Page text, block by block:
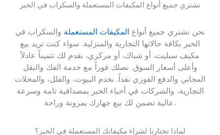
نشتري جميع أنواع المكيفات المستعملة والسكراب في الخبر
نحن نشتري جميع أنواع المكيفات المستعملة والسكراب في
الخبر بكافة حالاتها التجارية والمنزلية. سواء كنت تريد بيع
مكيف سبليت، أو شباك، أو مركزي، نقدم لك تثميناً عادلاً
وأعلى أسعار السوق. نصلك فوراً مع خدمة الفك والنقل
المجاني والدفع الفوري نقداً. نخدم البيوت، والفلل، والمحلات
التجارية، والشركات في أحياء الخبر بمصداقية تامة وسرعة
عالية تضمن لك بيع جهازك بمرونة وراحة.
لماذا تختارنا لشراء مكيفاتك المستعملة في الخبر؟